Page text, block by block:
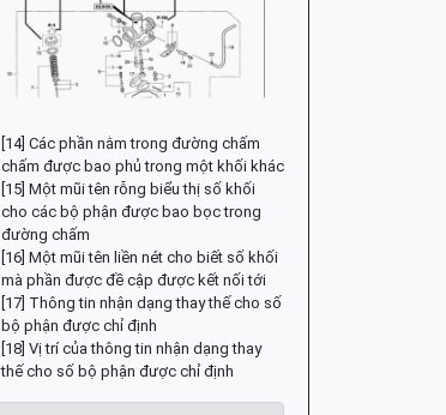
[14] Các phần nằm trong đường chấm
chấm được bao phủ trong một khối khác
[15] Một mũi tên rỗng biểu thị số khối
cho các bộ phận được bao bọc trong
đường chấm
[16] Một mũi tên liền nét cho biết số khối
mà phần được đề cập được kết nối tới
[17] Thông tin nhận dạng thay thế cho số
bộ phận được chỉ định
[18] Vị trí của thông tin nhận dạng thay
thế cho số bộ phận được chỉ định